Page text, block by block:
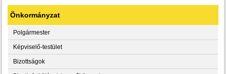
Önkormányzat
Polgármester
Képviselő-testület
Bizottságok